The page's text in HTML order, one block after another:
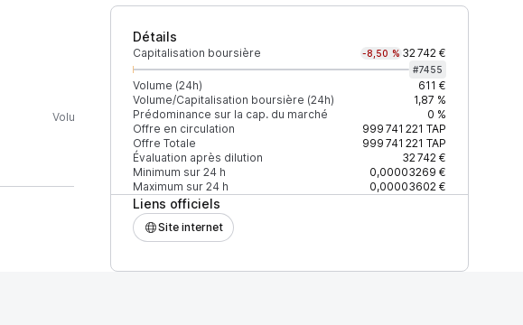
Détails
Capitalisation boursière -8,50 % 32 742 €
#7455
Volume (24h)
611 €
Volume/Capitalisation boursière (24h)
1,87 %
Prédominance sur la cap. du marché
0 %
Offre en circulation
999 741 221 TAP
Offre Totale
999 741 221 TAP
Évaluation après dilution
32 742 €
Minimum sur 24 h
0,00003269 €
Maximum sur 24 h
0,00003602 €
Liens officiels
Site internet
Volume (24h) % du volume Confiance Mis à jour
100 %